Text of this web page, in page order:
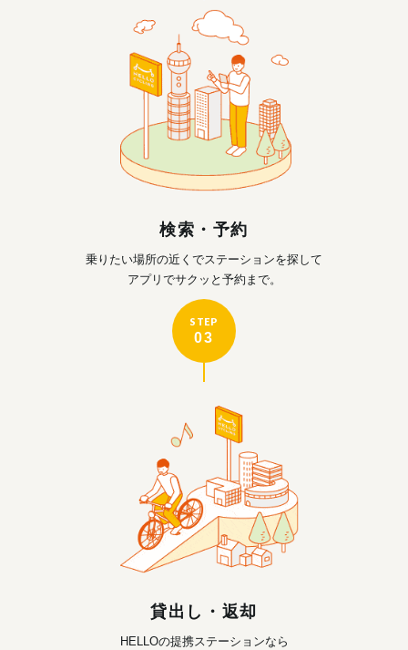
検索・予約
乗りたい場所の近くでステーションを探して
アプリでサクッと予約まで。
STEP
03
貸出し・返却
HELLOの提携ステーションなら